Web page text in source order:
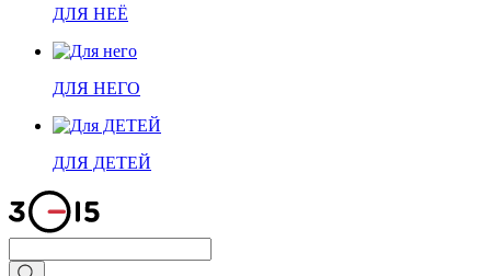
ДЛЯ НЕЁ
ДЛЯ НЕГО
ДЛЯ ДЕТЕЙ